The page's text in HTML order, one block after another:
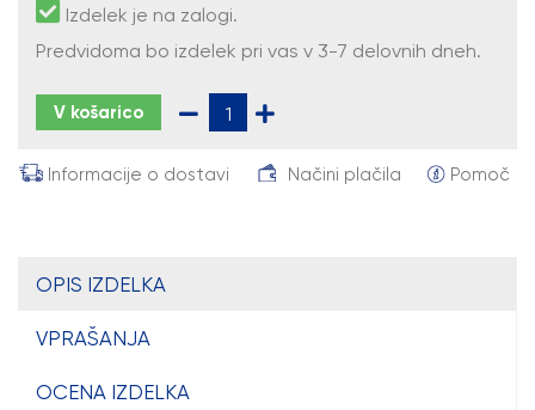
Izdelek je na zalogi.
Predvidoma bo izdelek pri vas v 3-7 delovnih dneh.
V košarico
Informacije o dostavi Načini plačila Pomoč
OPIS IZDELKA
VPRAŠANJA
OCENA IZDELKA